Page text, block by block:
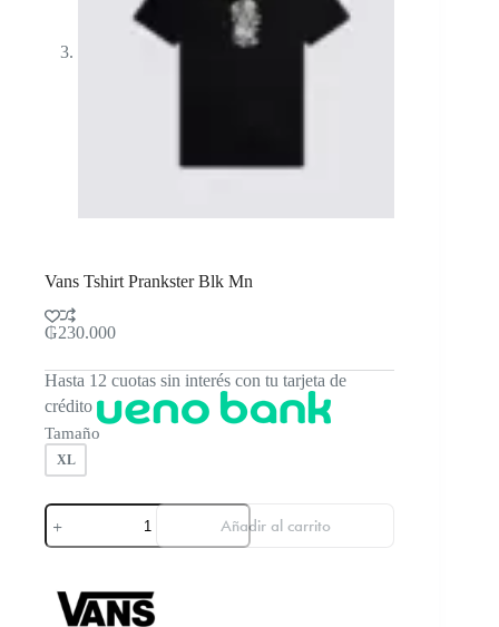
Vans Tshirt Prankster Blk Mn
₲230.000
Hasta 12 cuotas sin interés con tu tarjeta de
crédito
Tamaño
XL
Vans
Tshirt
Prankster
Mn
cantidad
Añadir al carrito